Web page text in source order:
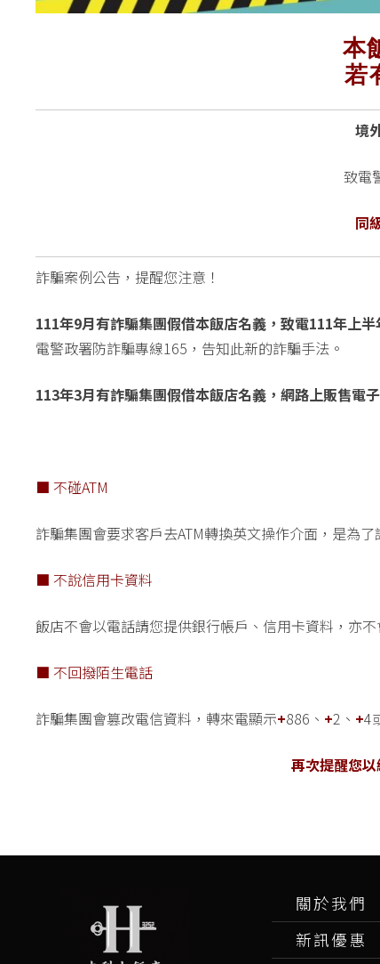
本
若
境
致電
同
詐騙案例公告，提醒您注意！
111年9月有詐騙集團假借本飯店名義，致電111年上
電警政署防詐騙專線165，告知此新的詐騙手法。
113年3月有詐騙集團假借本飯店名義，網路上販售電
■ 不碰ATM
詐騙集團會要求客戶去ATM轉換英文操作介面，是為
■ 不說信用卡資料
飯店不會以電話請您提供銀行帳戶、信用卡資料，亦
■ 不回撥陌生電話
詐騙集團會篡改電信資料，轉來電顯示+886、 +2、 +4
再次提醒您
關於我們
新訊優惠